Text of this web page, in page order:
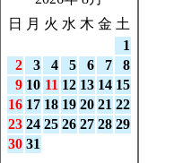
日
月 火 水 木 金 土
1
2
3 4 5 6 7
8
9 10 11 12 13 14 15
16 17 18 19 20 21 22
23 24 25 26 27 28 29
30 31